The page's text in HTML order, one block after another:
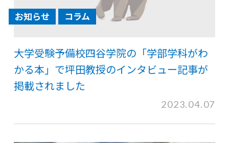
お知らせ コラム
大学受験予備校四谷学院の「学部学科がわ
かる本」で坪田教授のインタビュー記事が
掲載されました
2023.04.07